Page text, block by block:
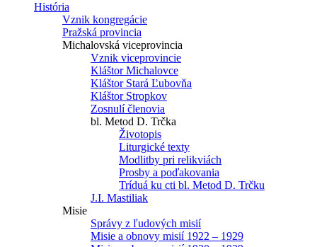
História
Vznik kongregácie
Pražská provincia
Michalovská viceprovincia
Vznik viceprovincie
Kláštor Michalovce
Kláštor Stará Ľubovňa
Kláštor Stropkov
Zosnulí členovia
bl. Metod D. Trčka
Životopis
Liturgické texty
Modlitby pri relikviách
Prosby a poďakovania
Tríduá ku cti bl. Metod D. Trčku
J.I. Mastiliak
Misie
Správy z ľudových misií
Misie a obnovy misií 1922 – 1929